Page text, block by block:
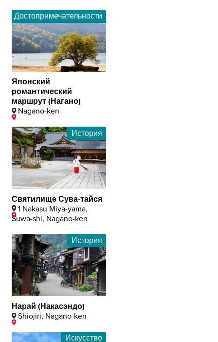
Достопримечательности
Японский
романтический
маршрут (Нагано)
Nagano-ken
История
Святилище Сува-тайся
1 Nakasu Miya-yama,
Suwa-shi, Nagano-ken
История
Нарай (Накасэндо)
Shiojiri, Nagano-ken
Искусство